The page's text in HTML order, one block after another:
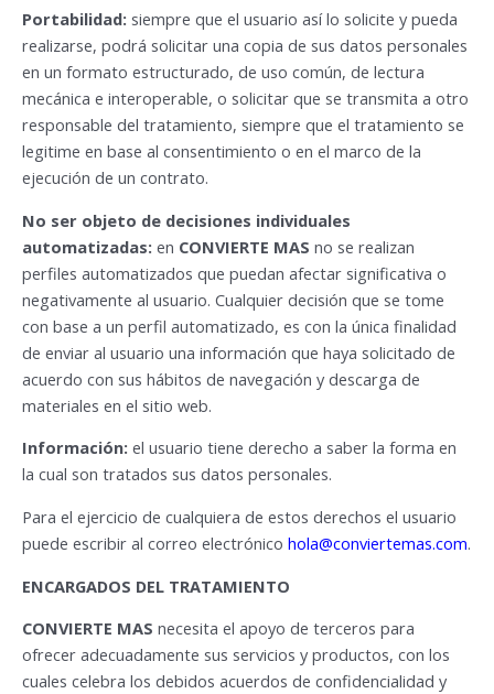
Portabilidad: siempre que el usuario así lo solicite y pueda
realizarse, podrá solicitar una copia de sus datos personales
en un formato estructurado, de uso común, de lectura
mecánica e interoperable, o solicitar que se transmita a otro
responsable del tratamiento, siempre que el tratamiento se
legitime en base al consentimiento o en el marco de la
ejecución de un contrato.
No ser objeto de decisiones individuales
automatizadas: en CONVIERTE MAS no se realizan
perfiles automatizados que puedan afectar significativa o
negativamente al usuario. Cualquier decisión que se tome
con base a un perfil automatizado, es con la única finalidad
de enviar al usuario una información que haya solicitado de
acuerdo con sus hábitos de navegación y descarga de
materiales en el sitio web.
Información: el usuario tiene derecho a saber la forma en
la cual son tratados sus datos personales.
Para el ejercicio de cualquiera de estos derechos el usuario
puede escribir al correo electrónico hola@conviertemas.com.
ENCARGADOS DEL TRATAMIENTO
CONVIERTE MAS necesita el apoyo de terceros para
ofrecer adecuadamente sus servicios y productos, con los
cuales celebra los debidos acuerdos de confidencialidad y